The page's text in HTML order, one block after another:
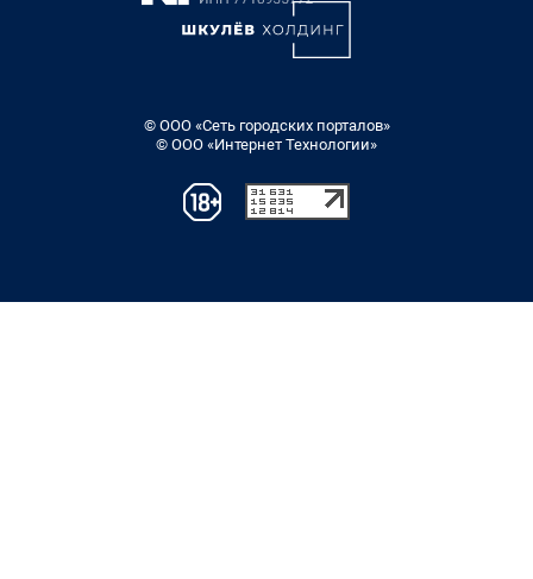
© ООО «Сеть городских порталов»
© ООО «Интернет Технологии»